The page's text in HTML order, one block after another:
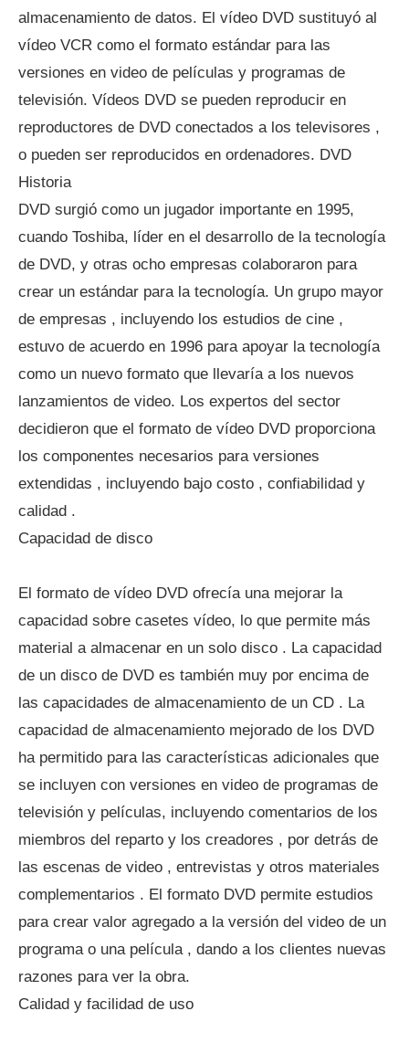
almacenamiento de datos. El vídeo DVD sustituyó al
vídeo VCR como el formato estándar para las
versiones en video de películas y programas de
televisión. Vídeos DVD se pueden reproducir en
reproductores de DVD conectados a los televisores ,
o pueden ser reproducidos en ordenadores. DVD
Historia
DVD surgió como un jugador importante en 1995,
cuando Toshiba, líder en el desarrollo de la tecnología
de DVD, y otras ocho empresas colaboraron para
crear un estándar para la tecnología. Un grupo mayor
de empresas , incluyendo los estudios de cine ,
estuvo de acuerdo en 1996 para apoyar la tecnología
como un nuevo formato que llevaría a los nuevos
lanzamientos de video. Los expertos del sector
decidieron que el formato de vídeo DVD proporciona
los componentes necesarios para versiones
extendidas , incluyendo bajo costo , confiabilidad y
calidad .
Capacidad de disco
El formato de vídeo DVD ofrecía una mejorar la
capacidad sobre casetes vídeo, lo que permite más
material a almacenar en un solo disco . La capacidad
de un disco de DVD es también muy por encima de
las capacidades de almacenamiento de un CD . La
capacidad de almacenamiento mejorado de los DVD
ha permitido para las características adicionales que
se incluyen con versiones en video de programas de
televisión y películas, incluyendo comentarios de los
miembros del reparto y los creadores , por detrás de
las escenas de video , entrevistas y otros materiales
complementarios . El formato DVD permite estudios
para crear valor agregado a la versión del video de un
programa o una película , dando a los clientes nuevas
razones para ver la obra.
Calidad y facilidad de uso